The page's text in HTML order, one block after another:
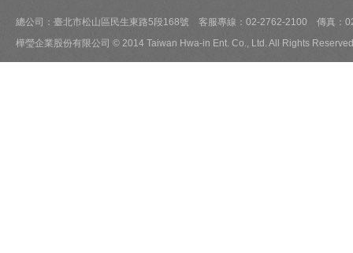
總公司：臺北市松山區民生東路5段168號 客服專線：02-2762-2100 傳真：
樺瑩企業股份有限公司 © 2014 Taiwan Hwa-in Ent. Co., Ltd. All Rights